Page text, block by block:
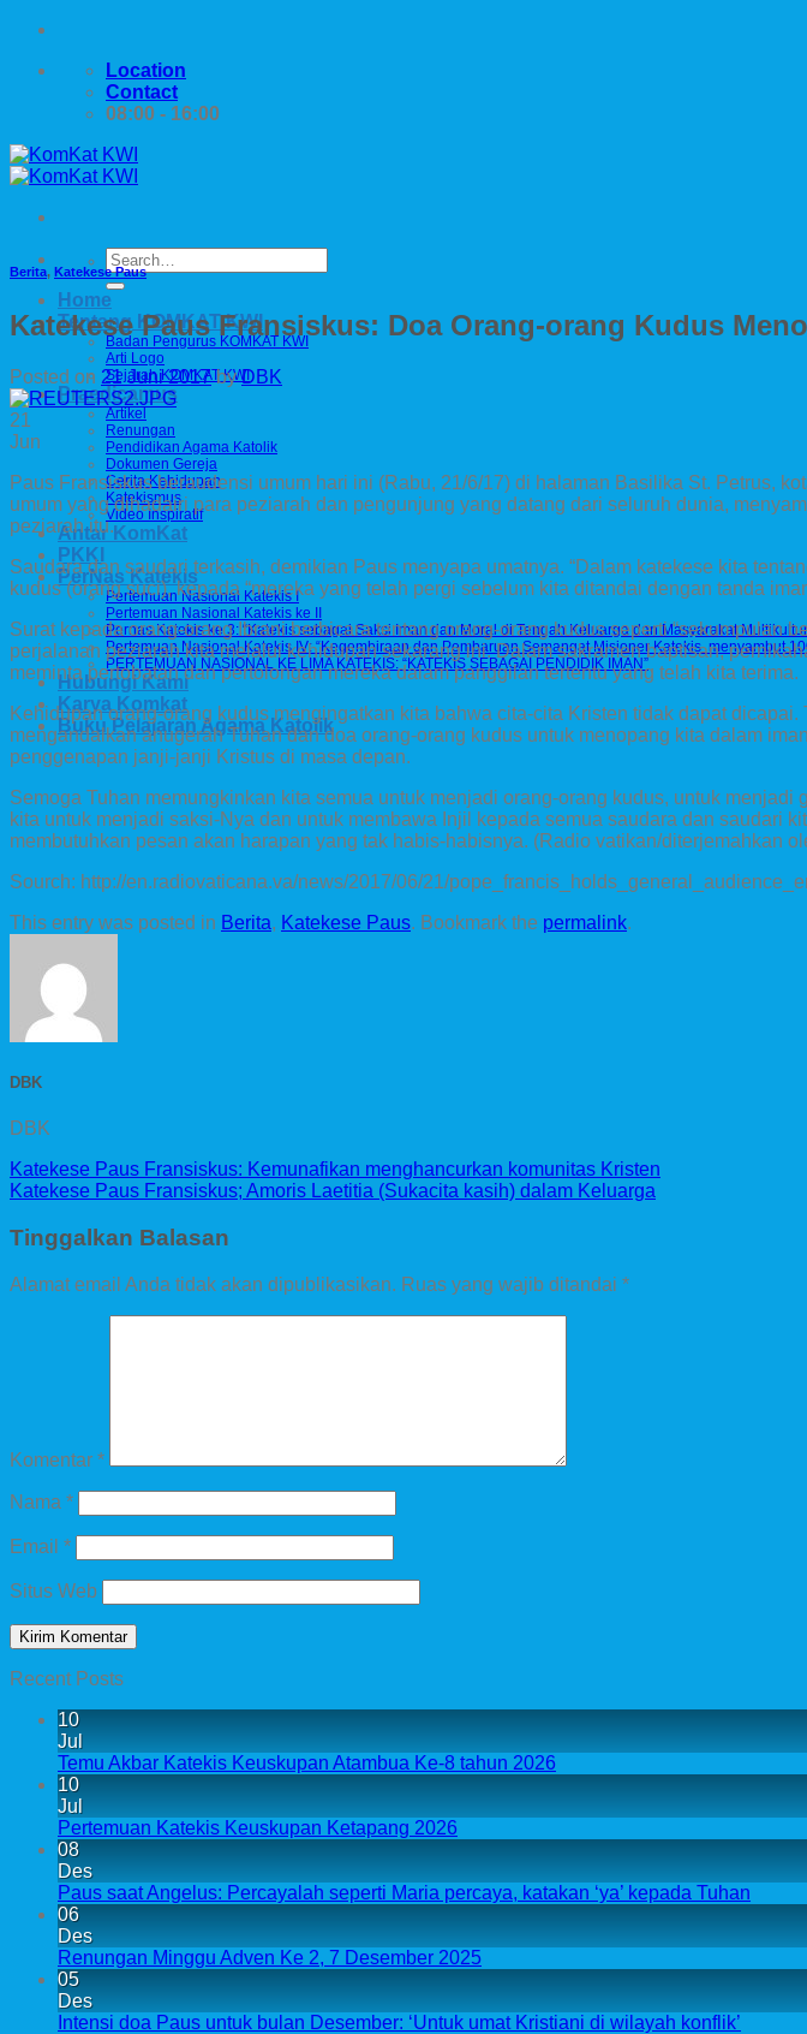
Skip
content
Location
Contact
08:00 - 16:00
Home
Tentang KOMKAT KWI
Badan Pengurus KOMKAT KWI
Arti Logo
Sejarah KOMKAT KWI
Praedicamus
Artikel
Renungan
Pendidikan Agama Katolik
Dokumen Gereja
Cerita Kehidupan
Katekismus
Video Inspiratif
Antar KomKat
PKKI
PerNas Katekis
Pertemuan Nasional Katekis I
Pertemuan Nasional Katekis ke II
Pernas Katekis ke 3: “Katekis sebagai Saksi Iman dan Moral di Tengah Keluarga dan Masyarakat
Pertemuan Nasional Katekis IV: “Kegembiraan dan Pembaruan Semangat Misioner Katekis menyambut
PERTEMUAN NASIONAL KE LIMA KATEKIS: “KATEKIS SEBAGAI PENDIDIK IMAN”
Hubungi Kami
Karya Komkat
Buku Pelajaran Agama Katolik
Berita, Katekese Paus
Katekese Paus Fransiskus: Doa Orang-orang Kudus
Posted on 21 Juni 2017 byDBK
21
Jun
Paus Fransiskus beraudensi umum hari ini (Rabu, 21/6/17) di halaman Basilika St. Petrus,
umum yang dihadairi para peziarah dan pengunjung yang datang dari seluruh dunia,
peziarah itu.
Saudara dan saudari terkasih, demikian Paus menyapa umatnya. “Dalam katekese kita
kudus (orang suci), kepada “mereka yang telah pergi sebelum kita ditandai dengan tanda
Surat kepada orang-orang Ibrani berbicara tentang orang-orang kudus seperti “sekumpulan
perjalanan peziarah kita melalui kehidupan sekarang ini. Dalam sakramen baptisan,
meminta pertobatan dan pertolongan mereka dalam panggilan tertentu yang telah kita terima.
Kehidupan orang-orang kudus mengingatkan kita bahwa cita-cita Kristen tidak dapat
mengandalkan anugerah Tuhan dan doa orang-orang kudus untuk menopang kita dalam
penggenapan janji-janji Kristus di masa depan.
Semoga Tuhan memungkinkan kita semua untuk menjadi orang-orang kudus, untuk
kita untuk menjadi saksi-Nya dan untuk membawa Injil kepada semua saudara dan saudari
membutuhkan pesan akan harapan yang tak habis-habisnya. (Radio vatikan/diterjemahkan
Sourch: http://en.radiovaticana.va/news/2017/06/21/
This entry was posted in Berita, Katekese Paus. Bookmark the permalink.
DBK
DBK
Katekese Paus Fransiskus: Kemunafikan menghancurkan komunitas Kristen
Katekese Paus Fransiskus; Amoris Laetitia (Sukacita kasih) dalam Keluarga
Tinggalkan Balasan
Alamat email Anda tidak akan dipublikasikan. Ruas yang wajib ditandai *
Komentar *
Nama *
Email *
Situs Web
Recent Posts
10
Jul
Temu Akbar Katekis Keuskupan Atambua Ke-8 tahun 2026
10
Jul
Pertemuan Katekis Keuskupan Ketapang 2026
08
Des
Paus saat Angelus: Percayalah seperti Maria percaya, katakan ‘ya’ kepada Tuhan
06
Des
Renungan Minggu Adven Ke 2, 7 Desember 2025
05
Des
Intensi doa Paus untuk bulan Desember: ‘Untuk umat Kristiani di wilayah konflik’